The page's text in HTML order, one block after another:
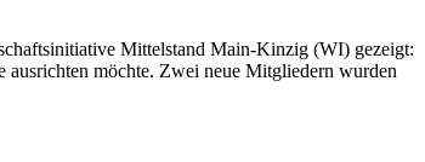
Mittelstand Main-Kinzig (WI) gezeigt:
möchte. Zwei neue Mitgliedern wurden